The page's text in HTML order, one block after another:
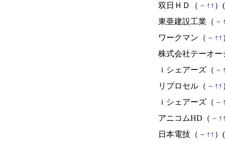
双日ＨＤ（ － ↑ ↑ ）(
東亜建設工業（ －
ワークマン（ － ↑ ↑
株式会社テーオー
ｉシェアーズ（ －
リプロセル（ － ↑ ↑
ｉシェアーズ（ －
アニコムHD（ － ↑
日本電技（ － ↑ ↑ ）(